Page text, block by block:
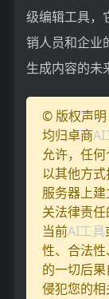
级编辑工具，
销人员和企业
生成内容的未
© 版权声明
均归卓商AI
允许，任
以其他方
服务器上
关法律责任
当前AI工具
性、合法
的一切后
侵犯您的相